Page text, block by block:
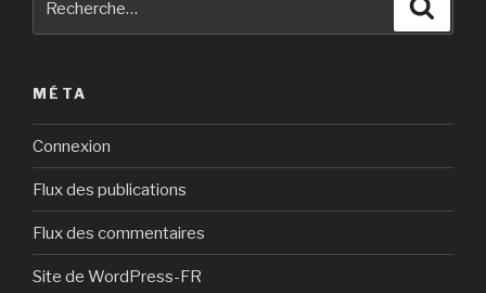
MÉTA
Connexion
Flux des publications
Flux des commentaires
Site de WordPress-FR